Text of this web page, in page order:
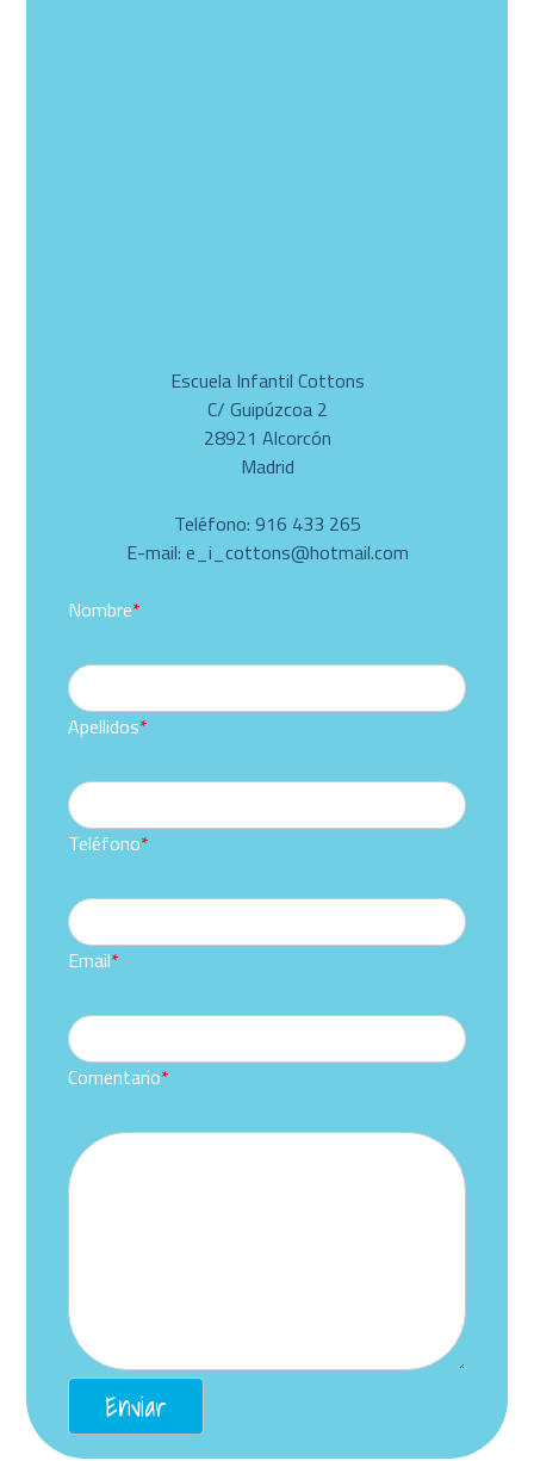
Escuela Infantil Cottons
C/ Guipúzcoa 2
28921 Alcorcón
Madrid
Teléfono: 916 433 265
E-mail: e_i_cottons@hotmail.com
Nombre*
Apellidos*
Teléfono*
Email*
Comentario*